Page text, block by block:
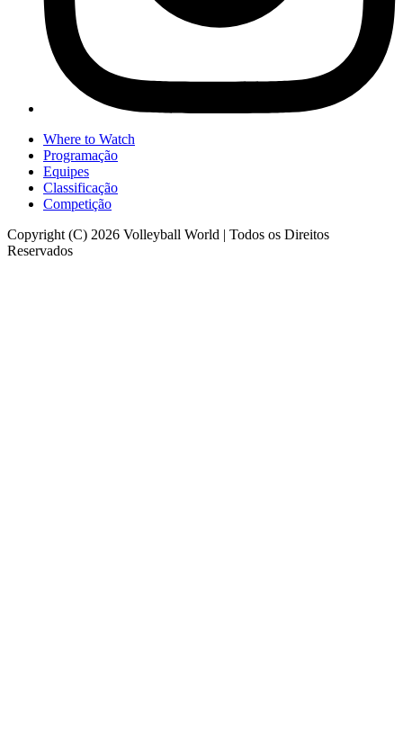
Where to Watch
Programação
Equipes
Classificação
Competição
Copyright (C) 2026 Volleyball World | Todos os Direitos
Reservados